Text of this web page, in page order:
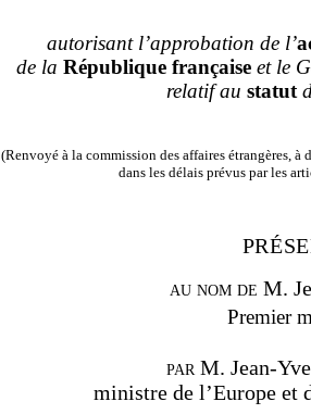
autorisant l’approbation de l’
de la République françaiseet le
relatif au statut
(Renvoyé à la commission des affaires étrangères,
dans les délais prévus par les
au nom de M.
Premier
par M.
ministre de l’Europe et